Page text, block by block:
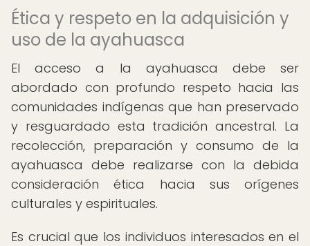
Ética y respeto en la adquisición y
uso de la ayahuasca
El acceso a la ayahuasca debe ser
abordado con profundo respeto hacia las
comunidades indígenas que han preservado
y resguardado esta tradición ancestral. La
recolección, preparación y consumo de la
ayahuasca debe realizarse con la debida
consideración ética hacia sus orígenes
culturales y espirituales.
Es crucial que los individuos interesados en el